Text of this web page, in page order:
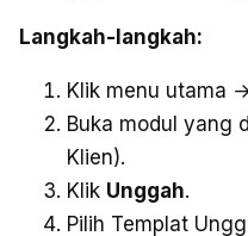
Langkah-langkah:
Klik menu utama
Buka modul yang
Klien).
Klik Unggah.
Pilih Templat